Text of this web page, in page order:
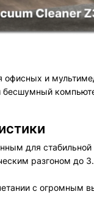
и
бесшумный
для стабильной
разгоном до
с огромным